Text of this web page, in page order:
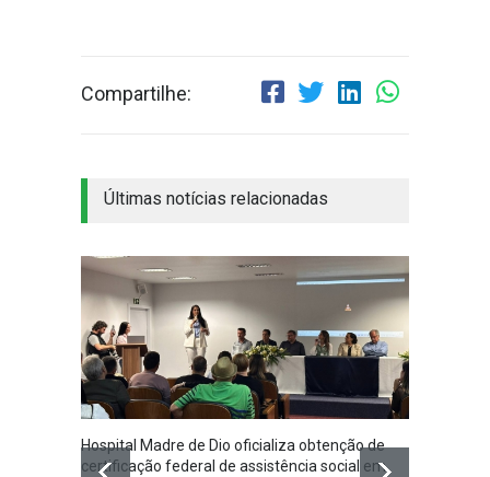
Compartilhe:
Últimas notícias relacionadas
Hospital Madre de Dio oficializa obtenção de
certificação federal de assistência social em